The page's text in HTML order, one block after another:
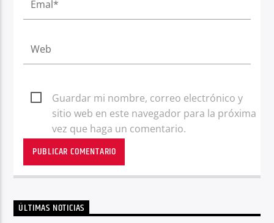
Guardar mi nombre, correo electrónico y
sitio web en este navegador para la próxima
vez que haga un comentario.
ÚLTIMAS NOTICIAS